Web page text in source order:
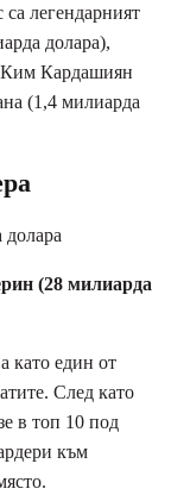
легендарният
долара),
Ким Кардашиян
(1,4 милиарда
долара
(28 милиарда
като един от
След като
в топ 10 под
към